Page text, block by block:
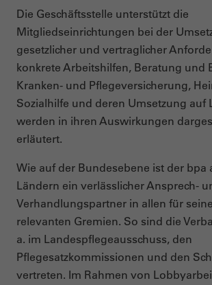
Die Geschäftsstelle unterstützt die
Mitgliedseinrichtungen bei der
gesetzlicher und vertraglicher
konkrete Arbeitshilfen, Beratung und
Kranken- und Pflegeversicherung,
Sozialhilfe und deren Umsetzung auf
werden in ihren Auswirkungen
erläutert.
Wie auf der Bundesebene ist der bpa
Ländern ein verlässlicher Ansprech-
Verhandlungspartner in allen für
relevanten Gremien. So sind die
a. im Landespflegeausschuss, den
Pflegesatzkommissionen und den
vertreten. Im Rahmen von